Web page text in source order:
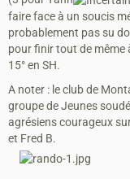
faire face à un soucis
probablement pas su
pour finir tout de même
15° en SH.
A noter : le club de
groupe de Jeunes
agrésiens courageux
et Fred B.